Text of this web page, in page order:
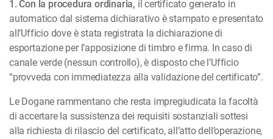
1. Con la procedura ordinaria, il certificato generato in
automatico dal sistema dichiarativo è stampato e presentato
all’Ufficio dove è stata registrata la dichiarazione di
esportazione per l’apposizione di timbro e firma. In caso di
canale verde (nessun controllo), è disposto che l’Ufficio
“provveda con immediatezza alla validazione del certificato”.
Le Dogane rammentano che resta impregiudicata la facoltà
di accertare la sussistenza dei requisiti sostanziali sottesi
alla richiesta di rilascio del certificato, all’atto dell’operazione,